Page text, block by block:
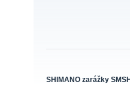
SHIMANO zarážky